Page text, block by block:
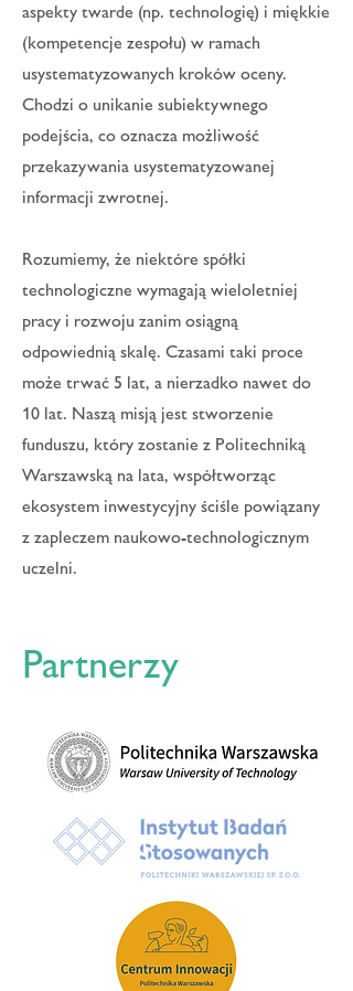
aspekty twarde (np. technologię) i miękkie
(kompetencje zespołu) w ramach
usystematyzowanych kroków oceny.
Chodzi o unikanie subiektywnego
podejścia, co oznacza możliwość
przekazywania usystematyzowanej
informacji zwrotnej.
Rozumiemy, że niektóre spółki
technologiczne wymagają wieloletniej
pracy i rozwoju zanim osiągną
odpowiednią skalę. Czasami taki proce
może trwać 5 lat, a nierzadko nawet do
10 lat. Naszą misją jest stworzenie
funduszu, który zostanie z Politechniką
Warszawską na lata, współtworząc
ekosystem inwestycyjny ściśle powiązany
z zapleczem naukowo-technologicznym
uczelni.
Partnerzy